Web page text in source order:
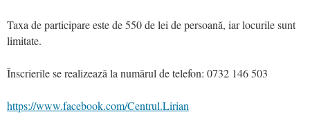
Taxa de participare este de 550 de lei de persoană, iar locurile sunt
limitate.
Înscrierile se realizează la numărul de telefon: 0732 146 503
https://www.facebook.com/Centrul.Lirian